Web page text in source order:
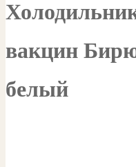
вакцин
белый